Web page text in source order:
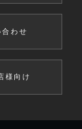
わせ
様向け